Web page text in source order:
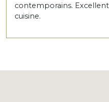
contemporains.
cuisine.